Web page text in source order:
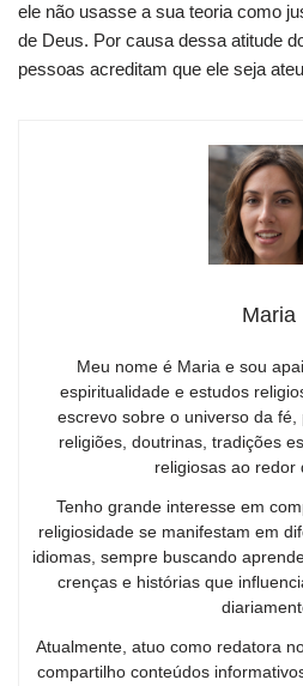
ele não usasse a sua teoria como
de Deus. Por causa dessa atitude
pessoas acreditam que ele seja
Maria
Meu nome é Maria e sou
espiritualidade e estudos
escrevo sobre o universo da
religiões, doutrinas, tradições
religiosas ao redor
Tenho grande interesse em
religiosidade se manifestam em
idiomas, sempre buscando
crenças e histórias que
Atualmente, atuo como redatora
compartilho conteúdos